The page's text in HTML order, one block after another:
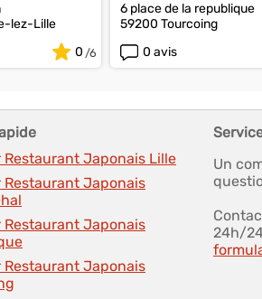
lez-Lille
0
6 place de la republique
59200 Tourcoing
0 avis
Restaurant Japonais Lille
Restaurant Japonais
Restaurant Japonais
Restaurant Japonais
Un
24h/